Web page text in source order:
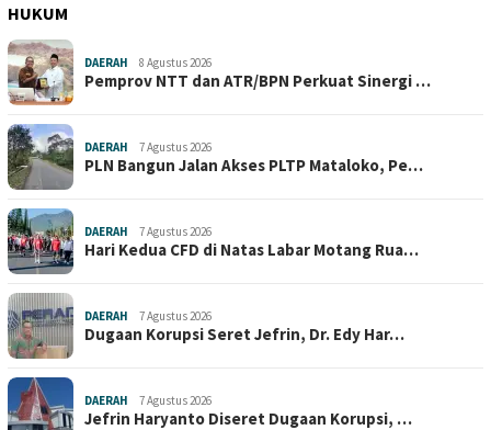
HUKUM
DAERAH 8 Agustus 2026
Pemprov NTT dan ATR/BPN Perkuat Sinergi …
DAERAH 7 Agustus 2026
PLN Bangun Jalan Akses PLTP Mataloko, Pe…
DAERAH 7 Agustus 2026
Hari Kedua CFD di Natas Labar Motang Rua…
DAERAH 7 Agustus 2026
Dugaan Korupsi Seret Jefrin, Dr. Edy Har…
DAERAH 7 Agustus 2026
Jefrin Haryanto Diseret Dugaan Korupsi, …